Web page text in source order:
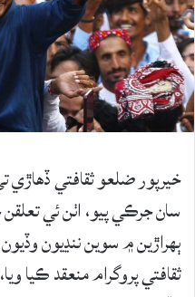
خيرپور ضلعو ثقافتي
سان جرڪي پيو، اٺن ئي
ٻھراڙين ۾ سوين ننڍيون
ثقافتي پروگرام منعقد ڪيا